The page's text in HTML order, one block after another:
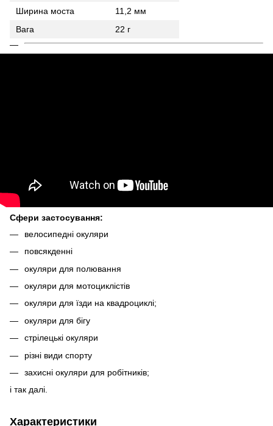
Ширина моста
11,2 мм
Вага
22 г
Сфери застосування:
велосипедні окуляри
повсякденні
окуляри для полювання
окуляри для мотоциклістів
окуляри для їзди на квадроциклі;
окуляри для бігу
стрілецькі окуляри
різні види спорту
захисні окуляри для робітників;
і так далі.
Характеристики